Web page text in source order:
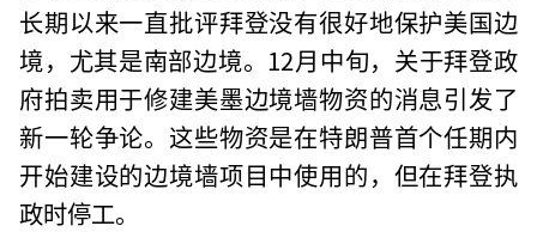
长期以来一直批评拜登没有很好地保护美国边
境，尤其是南部边境。12月中旬，关于拜登政
府拍卖用于修建美墨边境墙物资的消息引发了
新一轮争论。这些物资是在特朗普首个任期内
开始建设的边境墙项目中使用的，但在拜登执
政时停工。